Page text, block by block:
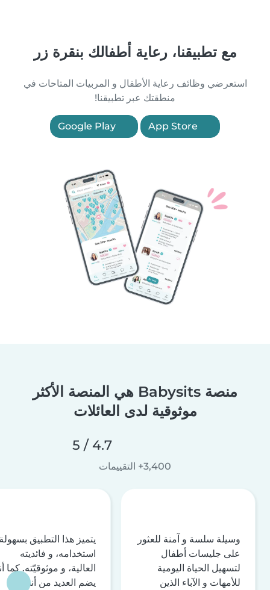
مع تطبيقنا، رعاية أطفالك بنقرة زر
استعرضي وظائف رعاية الأطفال و المربيات المتاحات في
منطقتك عبر تطبيقنا!
منصة Babysits هي المنصة الأكثر
موثوقية لدى العائلات
4.7 / 5
3,400+ التقييمات
وسيلة سلسة و آمنة للعثور
على جليسات أطفال
لتسهيل الحياة اليومية
للأمهات و الآباء الذين
يتميز هذا التطبيق
استخدامه، و فائديته
العالية، و موثوقيّته. كما
يضم العديد من أنظمة